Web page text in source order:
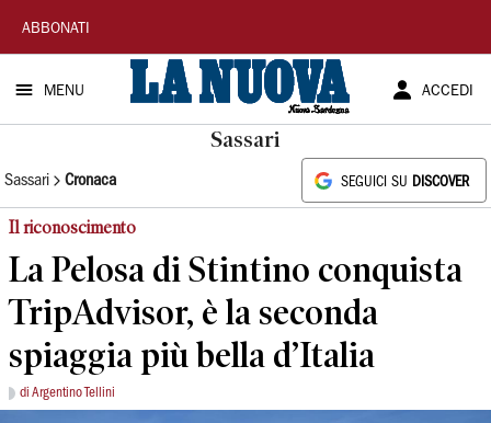
La
Nuova
Sardegna
ABBONATI
MENU ACCEDI
Sassari
Sassari Cronaca SEGUICI SU DISCOVER
Il riconoscimento
La Pelosa di Stintino conquista
TripAdvisor, è la seconda
spiaggia più bella d’Italia
di Argentino Tellini